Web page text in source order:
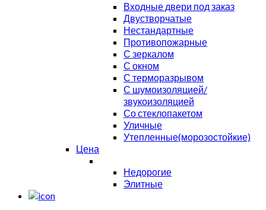
Входные двери под заказ
Двустворчатые
Нестандартные
Противопожарные
С зеркалом
С окном
С терморазрывом
С шумоизоляцией/
звукоизоляцией
Со стеклопакетом
Уличные
Утепленные(морозостойкие)
Цена
Недорогие
Элитные